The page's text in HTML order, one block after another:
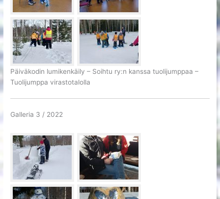
Päiväkodin lumikenkäily – Soihtu ry:n kanssa tuolijumppaa –
Tuolijumppa virastotalolla
Galleria 3 / 2022